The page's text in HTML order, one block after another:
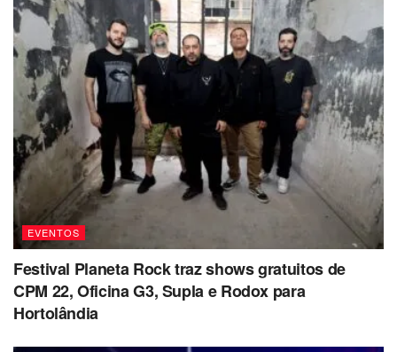
EVENTOS
Festival Planeta Rock traz shows gratuitos de
CPM 22, Oficina G3, Supla e Rodox para
Hortolândia